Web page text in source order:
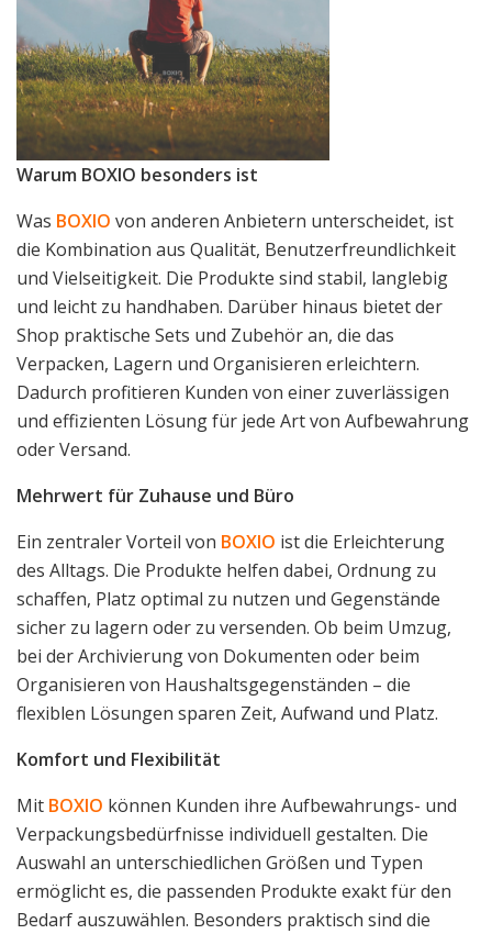
Warum BOXIO besonders ist
Was BOXIO von anderen Anbietern unterscheidet, ist
die Kombination aus Qualität, Benutzerfreundlichkeit
und Vielseitigkeit. Die Produkte sind stabil, langlebig
und leicht zu handhaben. Darüber hinaus bietet der
Shop praktische Sets und Zubehör an, die das
Verpacken, Lagern und Organisieren erleichtern.
Dadurch profitieren Kunden von einer zuverlässigen
und effizienten Lösung für jede Art von Aufbewahrung
oder Versand.
Mehrwert für Zuhause und Büro
Ein zentraler Vorteil von BOXIO ist die Erleichterung
des Alltags. Die Produkte helfen dabei, Ordnung zu
schaffen, Platz optimal zu nutzen und Gegenstände
sicher zu lagern oder zu versenden. Ob beim Umzug,
bei der Archivierung von Dokumenten oder beim
Organisieren von Haushaltsgegenständen – die
flexiblen Lösungen sparen Zeit, Aufwand und Platz.
Komfort und Flexibilität
Mit BOXIO können Kunden ihre Aufbewahrungs- und
Verpackungsbedürfnisse individuell gestalten. Die
Auswahl an unterschiedlichen Größen und Typen
ermöglicht es, die passenden Produkte exakt für den
Bedarf auszuwählen. Besonders praktisch sind die